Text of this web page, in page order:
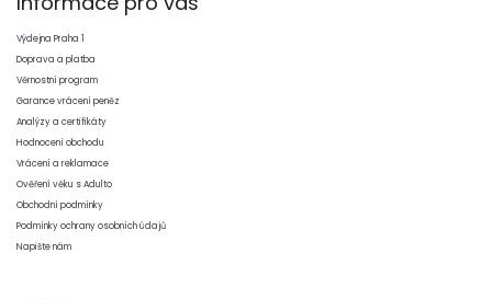
Výdejna Praha 1
Doprava a platba
Věrnostní program
Garance vrácení peněz
Analýzy a certifikáty
Hodnocení obchodu
Vrácení a reklamace
Ověření věku s Adulto
Obchodní podmínky
Podmínky ochrany osobních údajů
Napište nám